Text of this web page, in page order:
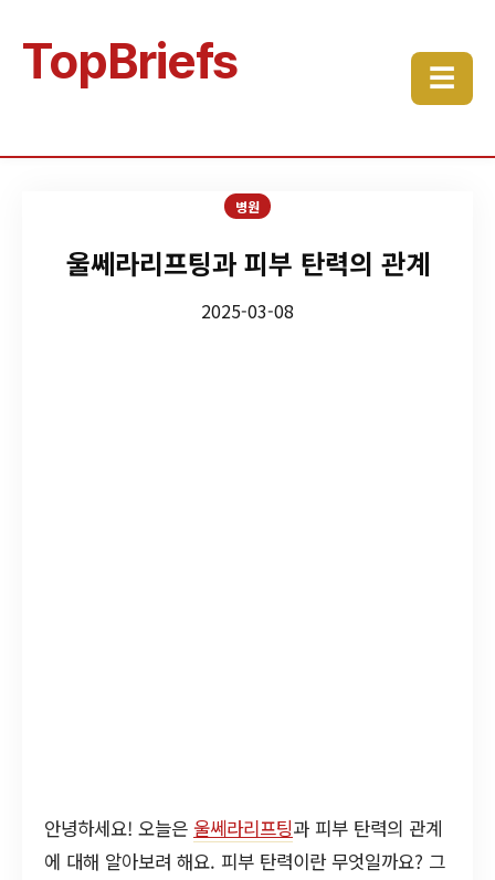
TopBriefs ☰
병원
울쎄라리프팅과 피부 탄력의 관계
2025-03-08
안녕하세요! 오늘은 울쎄라리프팅과 피부 탄력의 관계
에 대해 알아보려 해요. 피부 탄력이란 무엇일까요? 그